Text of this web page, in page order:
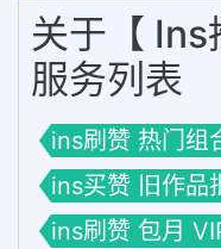
关于【 Ins
服务列表
ins刷赞 热门组
ins买赞 旧作品
ins刷赞 包月